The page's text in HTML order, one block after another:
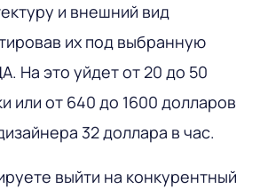
и внешний вид
их под выбранную
На это уйдет от 20 до 50
или от 640 до 1600 долларов
32 доллара в час.
выйти на конкурентный